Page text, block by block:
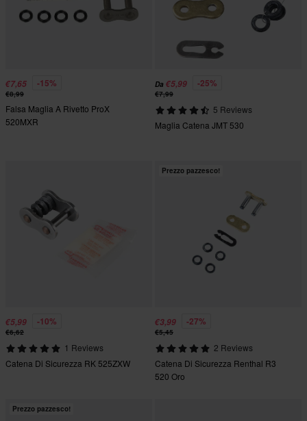
€7,65 -15%
€8,99
Falsa Maglia A Rivetto ProX
520MXR
Da €5,99 -25%
€7,99
5 Reviews
Maglia Catena JMT 530
€5,99 -10%
€6,62
1 Reviews
Catena Di Sicurezza RK 525ZXW
Prezzo pazzesco!
€3,99 -27%
€5,45
2 Reviews
Catena Di Sicurezza Renthal R3
520 Oro
Prezzo pazzesco!